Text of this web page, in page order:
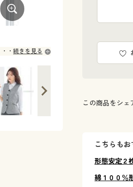
続きを見る
この商品をシェ
こちらもお
形態安定２
綿１００％